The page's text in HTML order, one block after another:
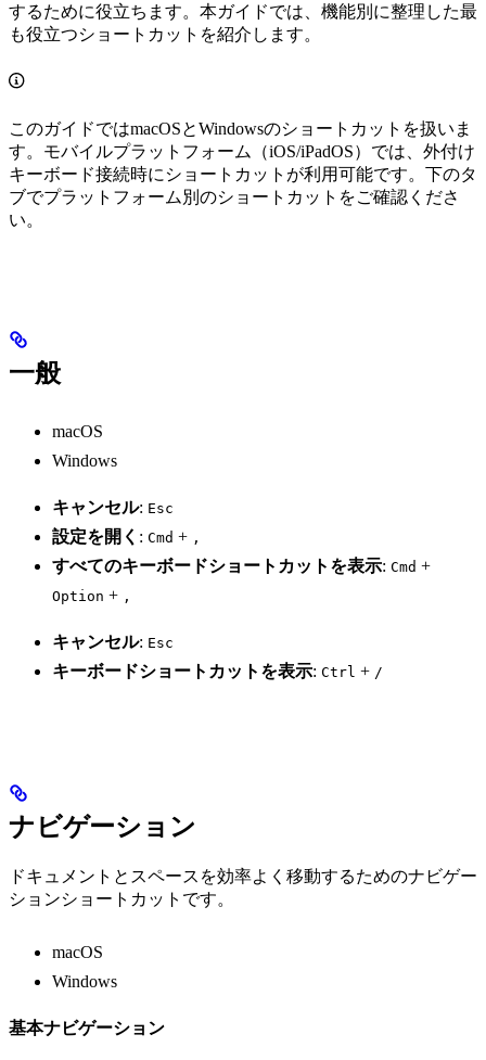
するために役立ちます。本ガイドでは、機能別に整理した最
も役立つショートカットを紹介します。
このガイドではmacOSとWindowsのショートカットを扱いま
す。モバイルプラットフォーム（iOS/iPadOS）では、外付け
キーボード接続時にショートカットが利用可能です。下のタ
ブでプラットフォーム別のショートカットをご確認くださ
い。
一般
macOS
Windows
キャンセル: Esc
設定を開く : Cmd + ,
すべてのキーボードショートカットを表示: Cmd +
Option + ,
キャンセル: Esc
キーボードショートカットを表示: Ctrl + /
ナビゲーション
ドキュメントとスペースを効率よく移動するためのナビゲー
ションショートカットです。
macOS
Windows
基本ナビゲーション